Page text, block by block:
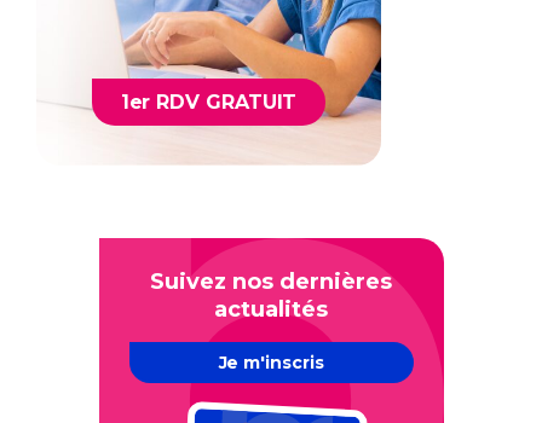
1er RDV GRATUIT
Suivez nos dernières
actualités
Je m'inscris